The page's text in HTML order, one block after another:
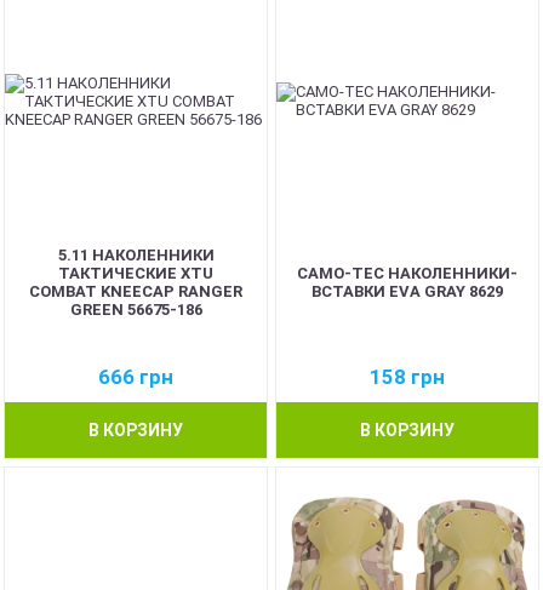
5.11 НАКОЛЕННИКИ
ТАКТИЧЕСКИЕ XTU
COMBAT KNEECAP RANGER
GREEN 56675-186
666 грн
В КОРЗИНУ
CAMO-TEC НАКОЛЕННИКИ-
ВСТАВКИ EVA GRAY 8629
158 грн
В КОРЗИНУ